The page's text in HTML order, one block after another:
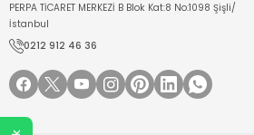
PERPA TİCARET MERKEZİ B Blok Kat:8 No:1098 Şişli/
İstanbul
0212 912 46 36